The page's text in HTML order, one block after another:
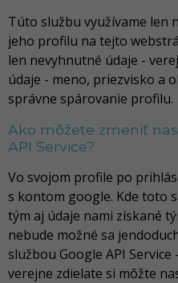
Túto službu využívame len
jeho profilu na tejto
len nevyhnutné údaje -
údaje - meno, priezvisko a
správne spárovanie profilu.
Ako môžete zmeniť
API Service?
Vo svojom profile po
s kontom google. Kde toto
tým aj údaje nami získané
nebude možné sa
službou Google API
verejne zdielate si môžte